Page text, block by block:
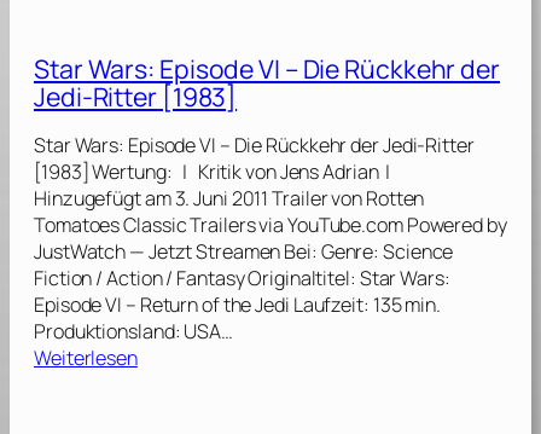
t
i
e
g
S
k
y
w
a
k
e
I
–
D
i
e
l
e
t
z
t
e
n
l
y
[
1
9
8
9
]
r
W
r
s
:
E
i
s
o
d
Star Wars: Episode VI – Die Rückkehr der
Jedi-Ritter [1983]
Star Wars: Episode VI – Die Rückkehr der Jedi-Ritter
[1983] Wertung: | Kritik von Jens Adrian |
Hinzugefügt am 3. Juni 2011 Trailer von Rotten
Tomatoes Classic Trailers via YouTube.com Powered by
JustWatch — Jetzt Streamen Bei: Genre: Science
Fiction / Action / Fantasy Originaltitel: Star Wars:
Episode VI – Return of the Jedi Laufzeit: 135 min.
Produktionsland: USA…
Weiterlesen: